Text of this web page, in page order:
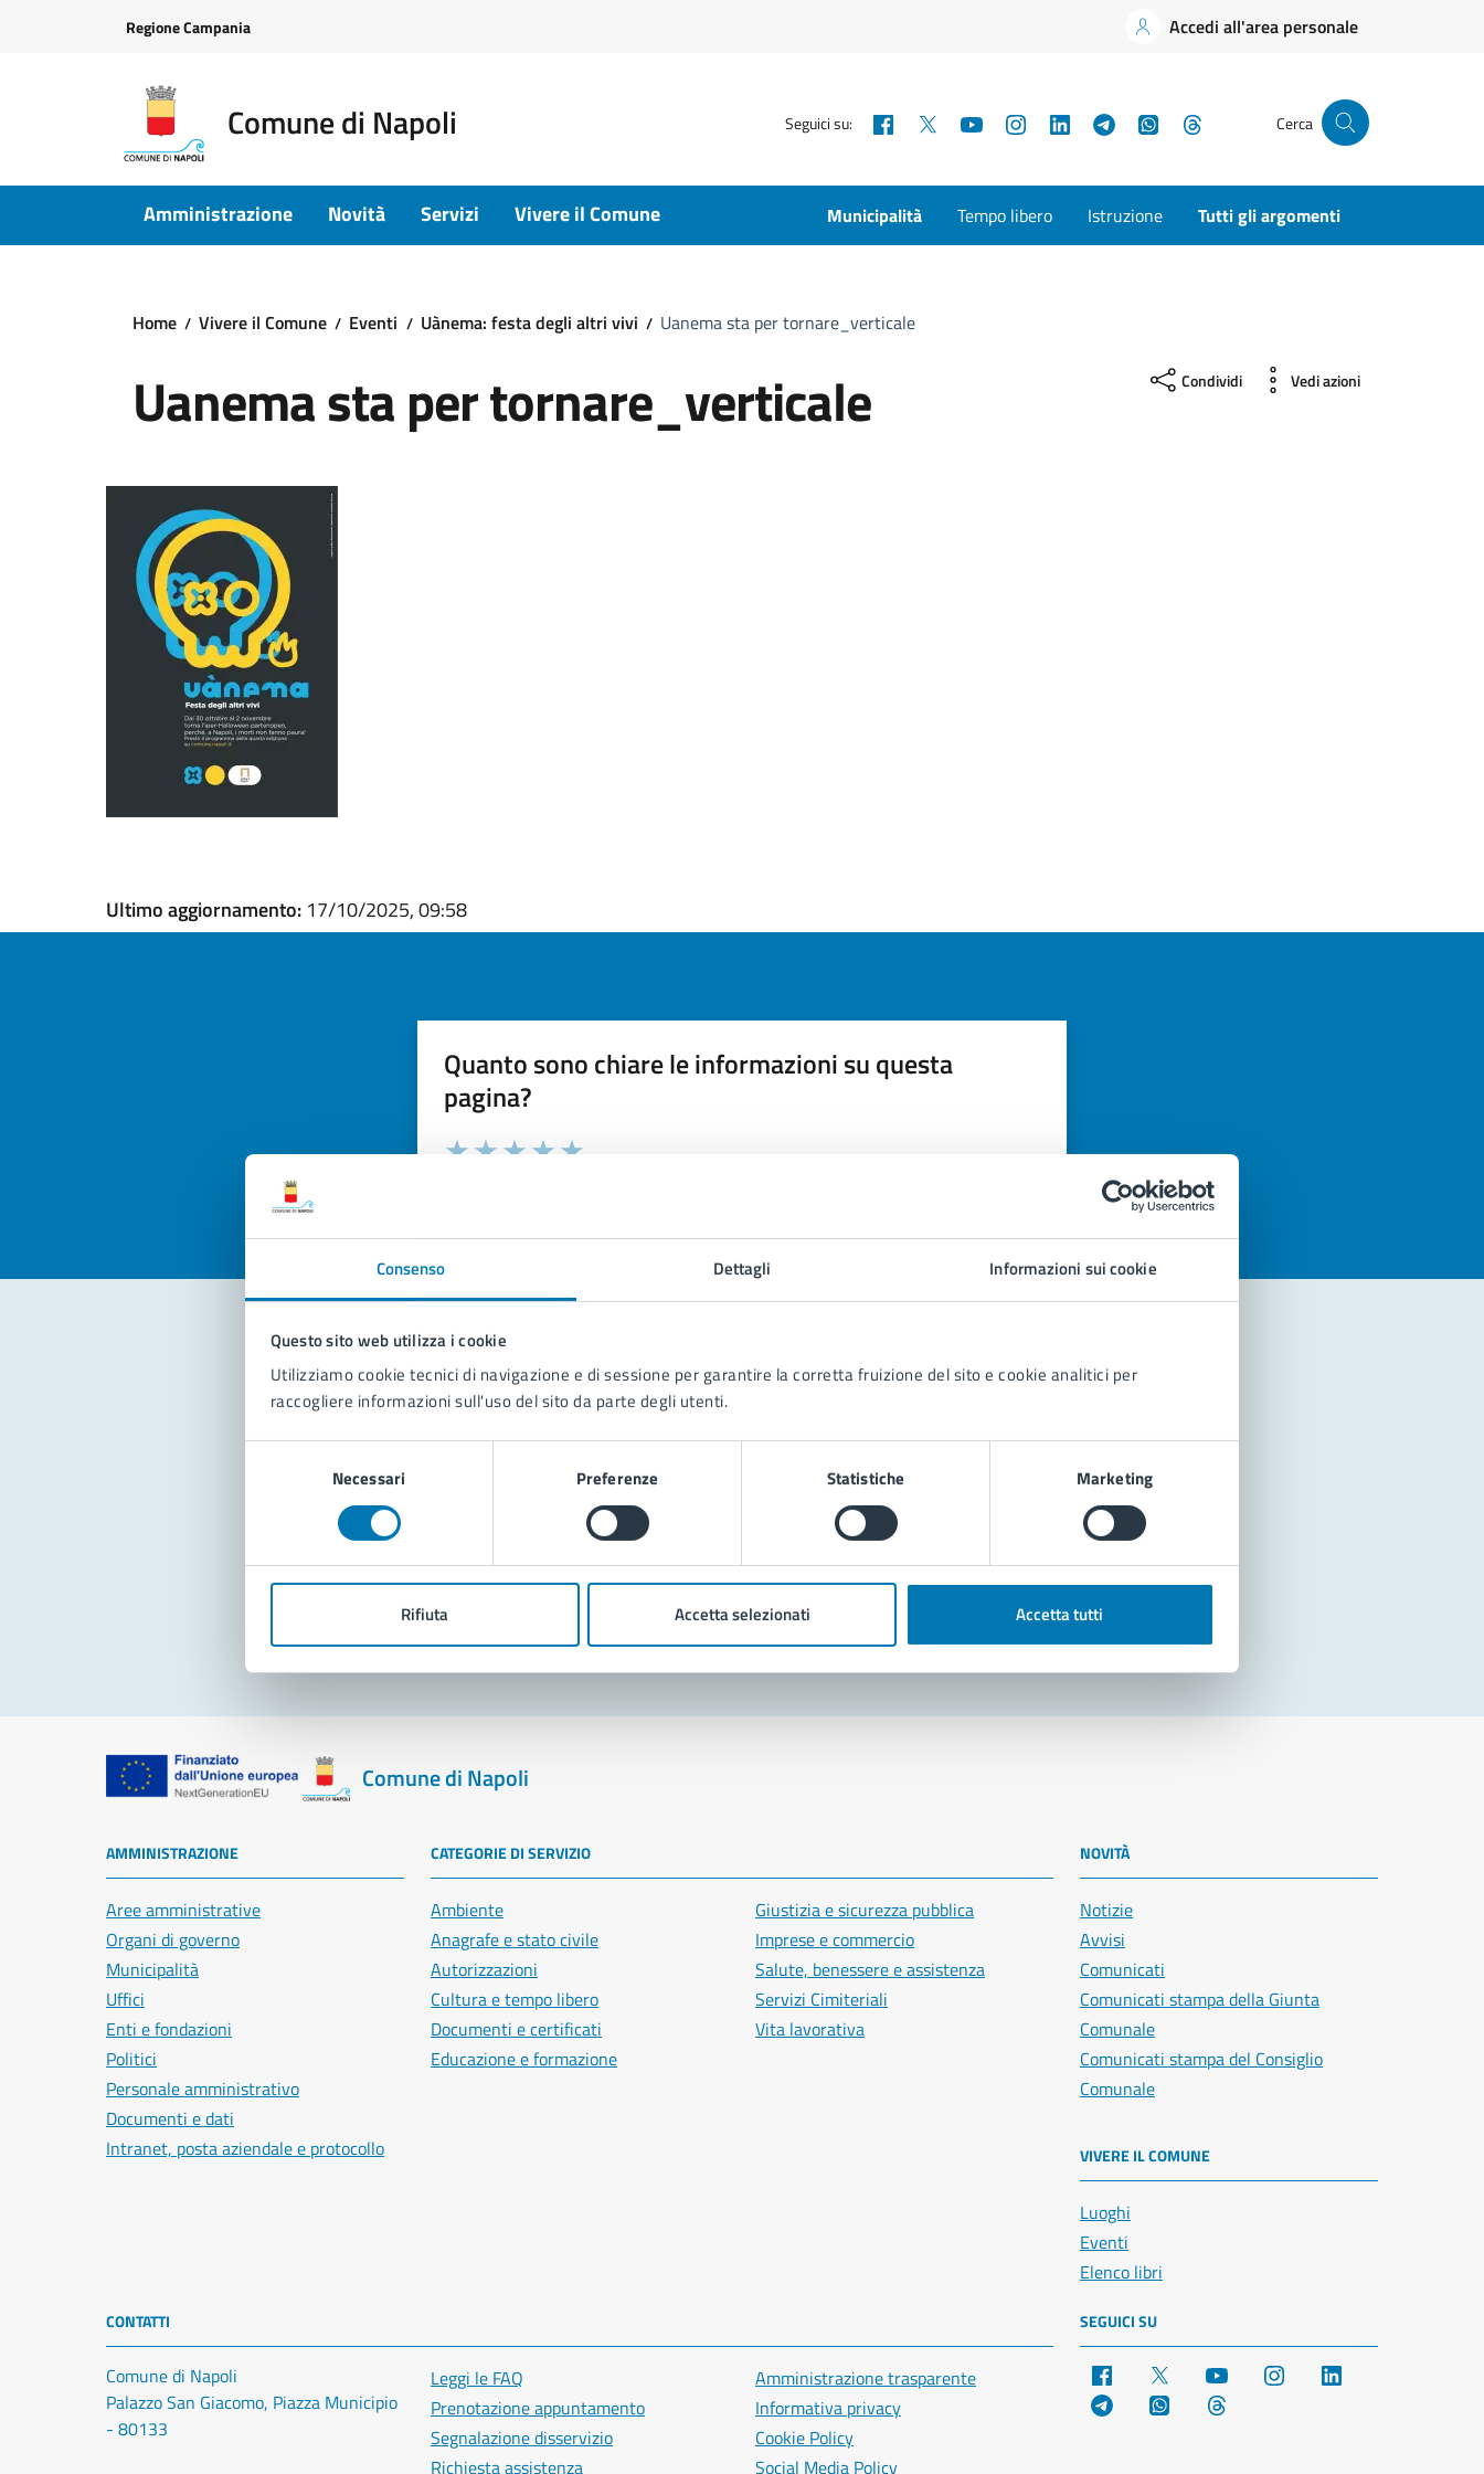
Consenso Dettagli Informazioni sui cookie
Questo sito web utilizza i cookie
Utilizziamo cookie tecnici di navigazione e di sessione per garantire la corretta fruizione del sito e cookie analitici per
raccogliere informazioni sull'uso del sito da parte degli utenti.
Necessari Preferenze Statistiche Marketing
Rifiuta Accetta selezionati Accetta tutti
Regione Campania Accedi all'area personale
Comune di Napoli Seguici su: Facebook YouTubeInstagramLinkedInTelegramWhatsApp Cerca
Amministrazione Novità Servizi Vivere il Comune Municipalità Tempo libero Istruzione Tutti gli argomenti
Home Vivere il Comune Eventi Uànema: festa degli altri vivi Uanema sta per tornare_verticale
Uanema sta per tornare_verticale Condividi Vedi azioni
Ultimo aggiornamento: 17/10/2025, 09:58
Quanto sono chiare le informazioni su questa
pagina?
Valuta la chiarezza delle informazioni (da 1 a 5 stelle)
Seleziona il numero di stelle per valutare la chiarezza delle informazioni
Contatta il comune
Richiedi assistenza
Prenota appuntamento
Problemi in città
Comune di Napoli
AMMINISTRAZIONE
Aree amministrative
Organi di governo
Municipalità
Uffici
Enti e fondazioni
Politici
Personale amministrativo
Documenti e dati
Intranet, posta aziendale e protocollo
CATEGORIE DI SERVIZIO
Ambiente
Anagrafe e stato civile
Autorizzazioni
Cultura e tempo libero
Documenti e certificati
Educazione e formazione
Giustizia e sicurezza pubblica
Imprese e commercio
Salute, benessere e assistenza
Servizi Cimiteriali
Vita lavorativa
NOVITÀ
Notizie
Avvisi
Comunicati
Comunicati stampa della Giunta
Comunale
Comunicati stampa del Consiglio
Comunale
VIVERE IL COMUNE
Luoghi
Eventi
Elenco libri
CONTATTI
Comune di Napoli
Palazzo San Giacomo, Piazza Municipio
- 80133
Leggi le FAQ
Prenotazione appuntamento
Segnalazione disservizio
Richiesta assistenza
Amministrazione trasparente
Informativa privacy
Cookie Policy
Social Media Policy
SEGUICI SU
Facebook YouTube Instagram
Telegram WhatsApp